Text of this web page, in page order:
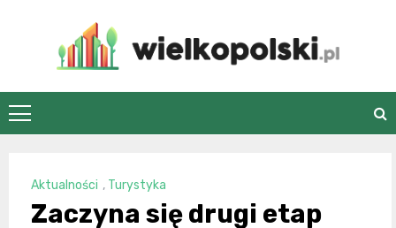
wielkopolski.pl
Aktualności , Turystyka
Zaczyna się drugi etap